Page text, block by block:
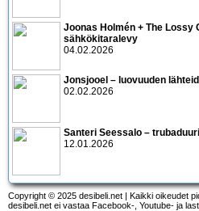
Joonas Holmén + The Lossy
sähkökitaralevy
04.02.2026
Jonsjooel – luovuuden
02.02.2026
Santeri Seessalo –
12.01.2026
Copyright © 2025 desibeli.net | Kaikki oikeudet
desibeli.net ei vastaa Facebook-, Youtube- ja